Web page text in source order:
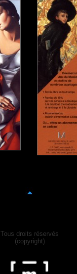
Tous droits réservés
(copyright)